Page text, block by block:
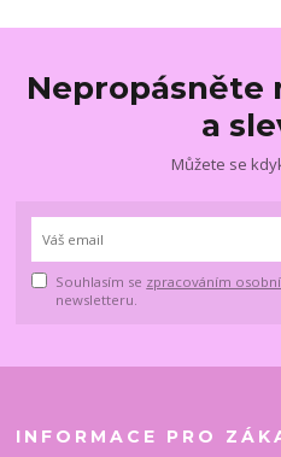
Nepropásněte
a
Můžete se
Souhlasím se zpracováním
newsletteru.
INFORMACE PRO